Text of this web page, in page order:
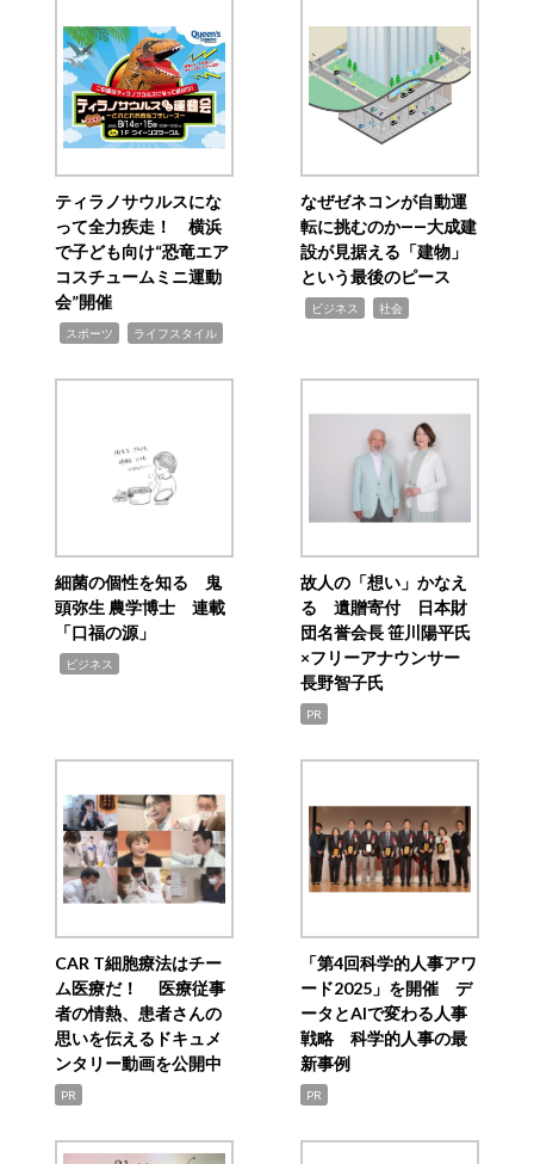
ティラノサウルスにな
って全力疾走！ 横浜
で子ども向け“恐竜エア
コスチュームミニ運動
会”開催
スポーツ ライフスタイル
なぜゼネコンが自動運
転に挑むのか――大成建
設が見据える「建物」
という最後のピース
ビジネス 社会
細菌の個性を知る 鬼
頭弥生 農学博士 連載
「口福の源」
ビジネス
故人の「想い」かなえ
る 遺贈寄付 日本財
団名誉会長 笹川陽平氏
×フリーアナウンサー
長野智子氏
PR
CAR T細胞療法はチー
ム医療だ！ 医療従事
者の情熱、患者さんの
思いを伝えるドキュメ
ンタリー動画を公開中
PR
「第4回科学的人事アワ
ード2025」を開催 デ
ータとAIで変わる人事
戦略 科学的人事の最
新事例
PR